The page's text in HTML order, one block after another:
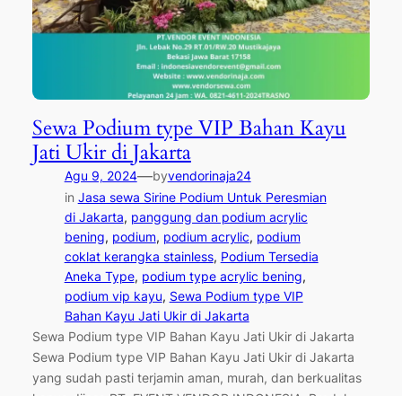
Sewa Podium type VIP Bahan Kayu
Jati Ukir di Jakarta
Agu 9, 2024—byvendorinaja24
in Jasa sewa Sirine Podium Untuk Peresmian
di Jakarta, panggung dan podium acrylic
bening, podium, podium acrylic, podium
coklat kerangka stainless, Podium Tersedia
Aneka Type, podium type acrylic bening
podium vip kayu, Sewa Podium type VIP
Bahan Kayu Jati Ukir di Jakarta
Sewa Podium type VIP Bahan Kayu Jati Ukir di Jakarta
Sewa Podium type VIP Bahan Kayu Jati Ukir di Jakarta
yang sudah pasti terjamin aman, murah, dan berkualitas